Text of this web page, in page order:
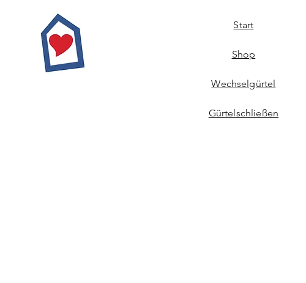
Start
Shop
Wechselgürtel
Gürtelschließen